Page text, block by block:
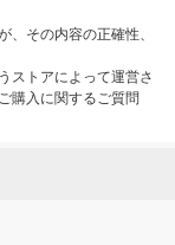
、その内容の正確性、
ストアによって運営さ
購入に関するご質問